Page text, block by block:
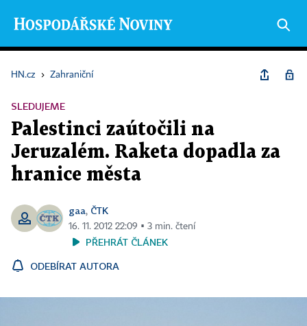
HN.cz › Zahraniční
SLEDUJEME
Palestinci zaútočili na
Jeruzalém. Raketa dopadla za
hranice města
gaa, ČTK
16. 11. 2012 22:09 ▪ 3 min. čtení
PŘEHRÁT ČLÁNEK
ODEBÍRAT AUTORA